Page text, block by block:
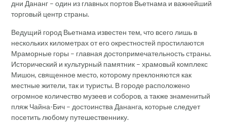
дни Дананг – один из главных портов Вьетнама и важнейший
торговый центр страны.
Ведущий город Вьетнама известен тем, что всего лишь в
нескольких километрах от его окрестностей простилаются
Мраморные горы – главная достопримечательность страны.
Исторический и культурный памятник – храмовый комплекс
Мишон, священное место, которому преклоняются как
местные жители, так и туристы. В городе расположено
огромное количество музеев и соборов, а также знаменитый
пляж Чайна-Бич – достоинства Дананга, которые следует
посетить любому путешественнику.